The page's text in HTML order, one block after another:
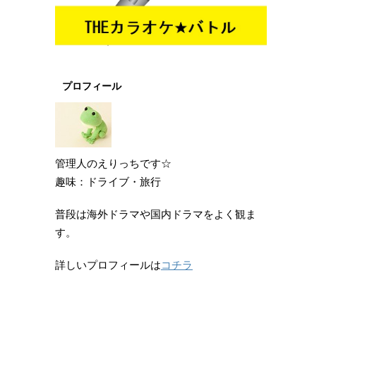
プロフィール
管理人のえりっちです☆
趣味：ドライブ・旅行
普段は海外ドラマや国内ドラマをよく観ま
す。
詳しいプロフィールはコチラ